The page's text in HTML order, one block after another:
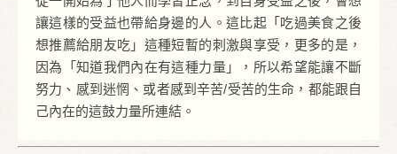
讓這樣的受益也帶給身邊的人。這比起「吃過美食之後
想推薦給朋友吃」這種短暫的刺激與享受，更多的是，
因為「知道我們內在有這種力量」，所以希望能讓不斷
努力、感到迷惘、或者感到辛苦/受苦的生命，都能跟自
己內在的這鼓力量所連結。